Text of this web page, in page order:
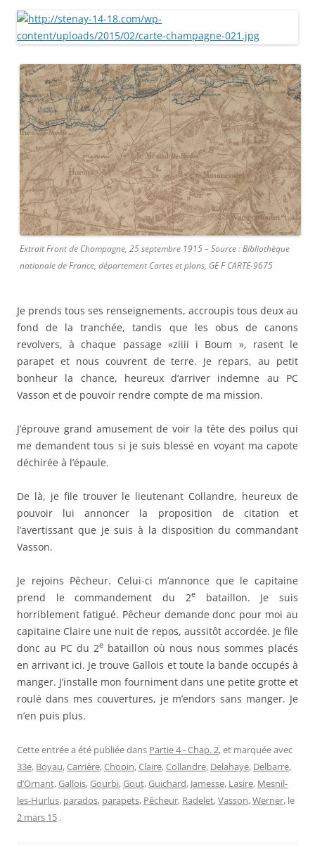
Extrait Front de Champagne, 25 septembre 1915 – Source : Bibliothèque
nationale de France, département Cartes et plans, GE F CARTE-9675
Je prends tous ses renseignements, accroupis tous deux au
fond de la tranchée, tandis que les obus de canons
revolvers, à chaque passage «ziiii i Boum », rasent le
parapet et nous couvrent de terre. Je repars, au petit
bonheur la chance, heureux d’arriver indemne au PC
Vasson et de pouvoir rendre compte de ma mission.
J’éprouve grand amusement de voir la tête des poilus qui
me demandent tous si je suis blessé en voyant ma capote
déchirée à l’épaule.
De là, je file trouver le lieutenant Collandre, heureux de
pouvoir lui annoncer la proposition de citation et
l’avertissant que je suis à la disposition du commandant
Vasson.
Je rejoins Pêcheur. Celui-ci m’annonce que le capitaine
prend le commandement du 2ebataillon. Je suis
horriblement fatigué. Pêcheur demande donc pour moi au
capitaine Claire une nuit de repos, aussitôt accordée. Je file
donc au PC du 2e bataillon où nous nous sommes placés
en arrivant ici. Je trouve Gallois et toute la bande occupés à
manger. J’installe mon fourniment dans une petite grotte et
roulé dans mes couvertures, je m’endors sans manger. Je
n’en puis plus.
Cette entrée a été publiée dans Partie 4 - Chap. 2, et marquée avec
33e, Boyau,Carrière,Chopin,Claire,Collandre, Delahaye, Delbarre,
d’Ornant,Gallois,Gourbi,Gout,Guichard, Jamesse, Lasire, Mesnil-
les-Hurlus, parados, parapets, Pêcheur, Radelet,Vasson,Werner, le
2 mars 15 .